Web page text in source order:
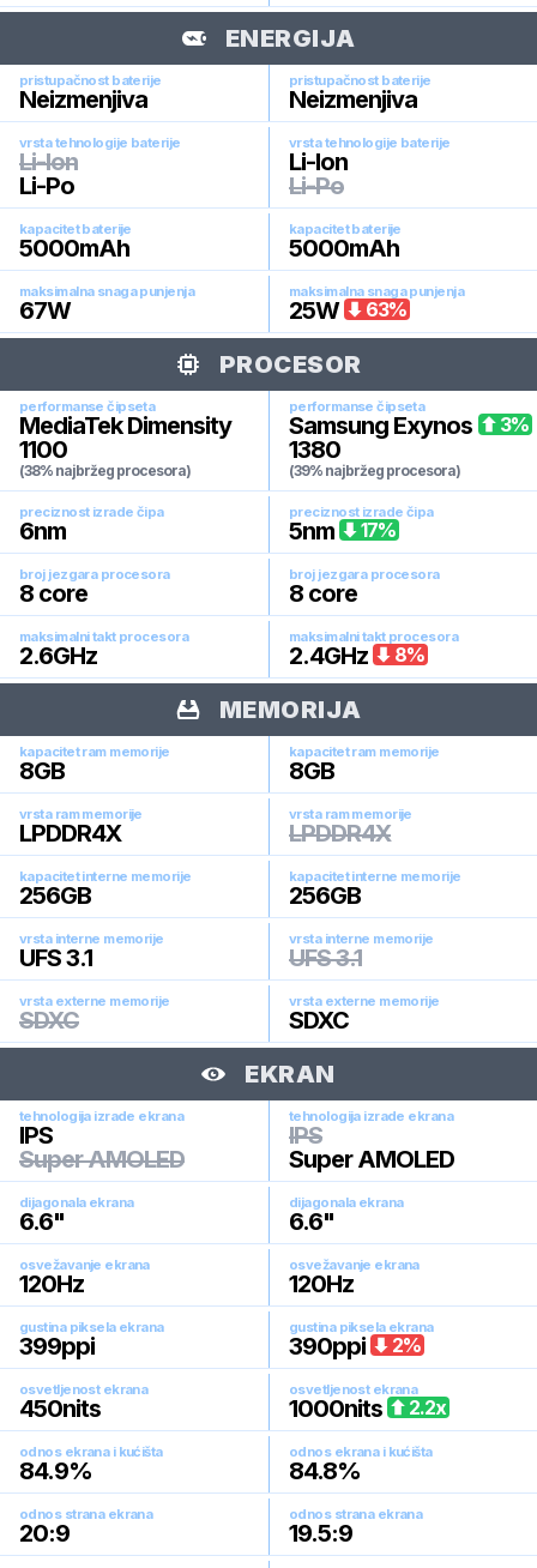
ENERGIJA
pristupačnost baterije
Neizmenjiva
pristupačnost baterije
Neizmenjiva
vrsta tehnologije baterije
Li-Ion
Li-Po
vrsta tehnologije baterije
Li-Ion
Li-Po
kapacitet baterije
5000mAh
kapacitet baterije
5000mAh
maksimalna snaga punjenja
67W
maksimalna snaga punjenja
25W 63%
PROCESOR
performanse čipseta
MediaTek Dimensity
1100
(38% najbržeg procesora)
performanse čipseta
Samsung Exynos
1380
(39% najbržeg procesora)
3%
preciznost izrade čipa
6nm
preciznost izrade čipa
5nm 17%
broj jezgara procesora
8 core
broj jezgara procesora
8 core
maksimalni takt procesora
2.6GHz
maksimalni takt procesora
2.4GHz 8%
MEMORIJA
kapacitet ram memorije
8GB
kapacitet ram memorije
8GB
vrsta ram memorije
LPDDR4X
vrsta ram memorije
LPDDR4X
kapacitet interne memorije
256GB
kapacitet interne memorije
256GB
vrsta interne memorije
UFS 3.1
vrsta interne memorije
UFS 3.1
vrsta externe memorije
SDXC
vrsta externe memorije
SDXC
EKRAN
tehnologija izrade ekrana
IPS
Super AMOLED
tehnologija izrade ekrana
IPS
Super AMOLED
dijagonala ekrana
6.6"
dijagonala ekrana
6.6"
osvežavanje ekrana
120Hz
osvežavanje ekrana
120Hz
gustina piksela ekrana
399ppi
gustina piksela ekrana
390ppi 2%
osvetljenost ekrana
450nits
osvetljenost ekrana
1000nits 2.2x
odnos ekrana i kućišta
84.9%
odnos ekrana i kućišta
84.8%
odnos strana ekrana
20:9
odnos strana ekrana
19.5:9